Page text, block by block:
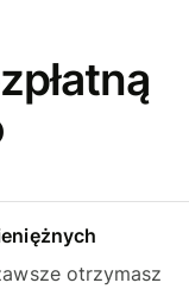
otrzymasz